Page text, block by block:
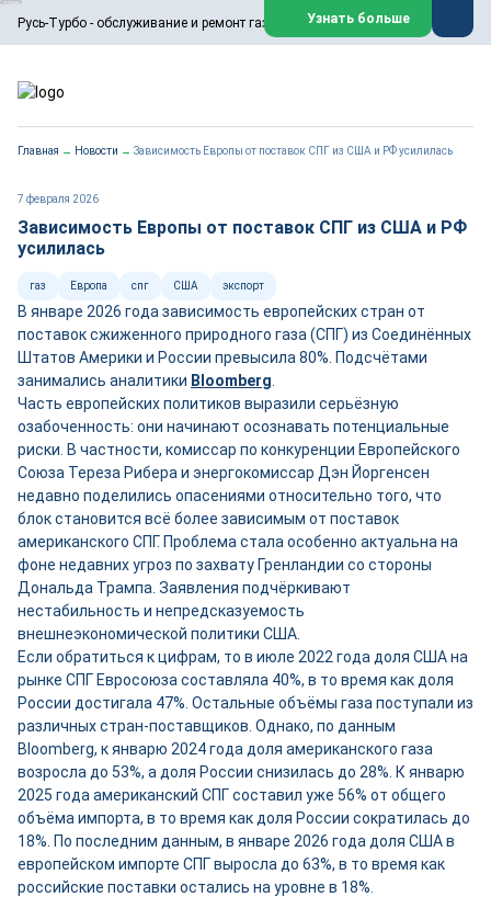
Русь-Турбо - обслуживание и ремонт газовых паровых турбин
ООО «Русь-Турбо» занимается сервисом газовых и паровых
турбин, комплексным ремонтом, восстановлением,
техническим обслуживанием оборудования ТЭС,
работают на нефтегазовых, нефтехимических,
металлургических и других предприятиях.
Реклама. ООО «Русь-Турбо», ИНН 7802588950
Узнать больше
Главная → Новости → Зависимость Европы от поставок СПГ из США и РФ усилилась
7 февраля 2026
Зависимость Европы от поставок СПГ из США и РФ
усилилась
газ Европа спг США экспорт
В январе 2026 года зависимость европейских стран от
поставок сжиженного природного газа (СПГ) из Соединённых
Штатов Америки и России превысила 80%. Подсчётами
занимались аналитики Bloom berg
Часть европейских политиков выразили серьёзную
озабоченность: они начинают осознавать потенциальные
риски. В частности, комиссар по конкуренции Европейского
Союза Тереза Рибера и энергокомиссар Дэн Йоргенсен
недавно поделились опасениями относительно того, что
блок становится всё более зависимым от поставок
американского СПГ. Проблема стала особенно актуальна на
фоне недавних угроз по захвату Гренландии со стороны
Дональда Трампа. Заявления подчёркивают
нестабильность и непредсказуемость
внешнеэкономической политики США.
Если обратиться к цифрам, то в июле 2022 года доля США на
рынке СПГ Евросоюза составляла 40%, в то время как доля
России достигала 47%. Остальные объёмы газа поступали из
различных стран-поставщиков. Однако, по данным
Bloomberg, к январю 2024 года доля американского газа
возросла до 53%, а доля России снизилась до 28%. К январю
2025 года американский СПГ составил уже 56% от общего
объёма импорта, в то время как доля России сократилась до
18%. По последним данным, в январе 2026 года доля США в
европейском импорте СПГ выросла до 63%, в то время как
российские поставки остались на уровне в 18%.